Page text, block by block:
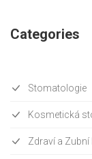
Categories
Stomatologie
Kosmetická
Zdraví a Zubní